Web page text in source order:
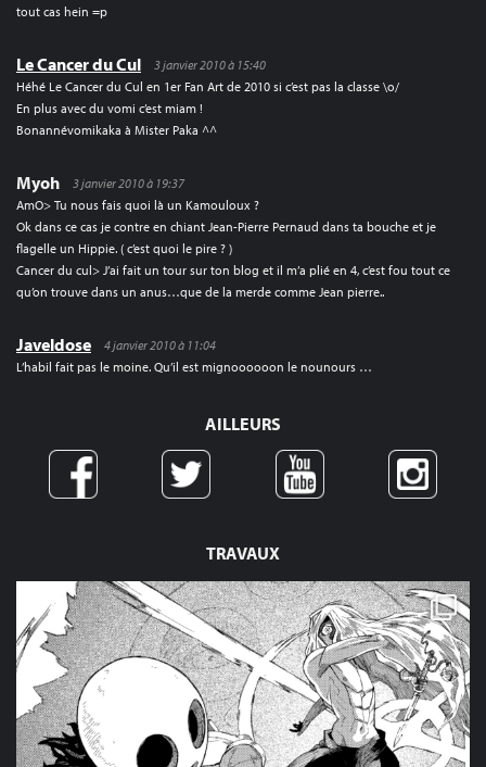
TRAVAUX
tout cas hein =p
Le Cancer du Cul
3 janvier 2010 à 15:40
Héhé Le Cancer du Cul en 1er Fan Art de 2010 si c’est pas la classe \o/
En plus avec du vomi c’est miam !
Bonannévomikaka à Mister Paka ^^
Myoh
3 janvier 2010 à 19:37
AmO> Tu nous fais quoi là un Kamouloux ?
Ok dans ce cas je contre en chiant Jean-Pierre Pernaud dans ta bouche et je
flagelle un Hippie. ( c’est quoi le pire ? )
Cancer du cul> J’ai fait un tour sur ton blog et il m’a plié en 4, c’est fou tout ce
qu’on trouve dans un anus…que de la merde comme Jean pierre..
Javeldose
4 janvier 2010 à 11:04
L’habil fait pas le moine. Qu’il est mignoooooon le nounours …
AILLEURS